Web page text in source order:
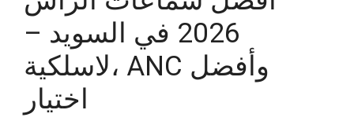
2026 في السويد –
لاسلكية، ANC وأفضل
اختيار